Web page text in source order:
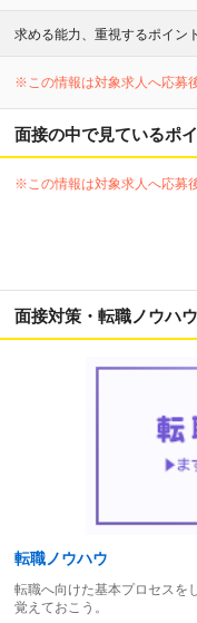
求める能力、重視するポイント
※この情報は対象求人へ応募
面接の中で見ているポ
※この情報は対象求人へ応募
面接対策・転職ノウハ
転職ノウハウ
転職へ向けた基本プロセスを
覚えておこう。